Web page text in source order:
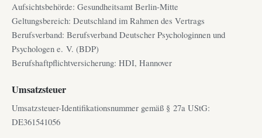
Aufsichtsbehörde: Gesundheitsamt Berlin-Mitte
Geltungsbereich: Deutschland im Rahmen des Vertrags
Berufsverband: Berufsverband Deutscher Psychologinnen und
Psychologen e. V. (BDP)
Berufshaftpflichtversicherung: HDI, Hannover
Umsatzsteuer
Umsatzsteuer-Identifikationsnummer gemäß § 27a UStG:
DE361541056